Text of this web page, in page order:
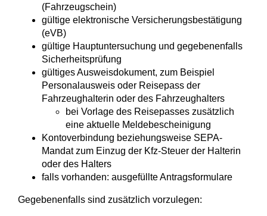
(Fahrzeugschein)
gültige elektronische Versicherungsbestätigung
(eVB)
gültige Hauptuntersuchung und gegebenenfalls
Sicherheitsprüfung
gültiges Ausweisdokument, zum Beispiel
Personalausweis oder Reisepass der
Fahrzeughalterin oder des Fahrzeughalters
bei Vorlage des Reisepasses zusätzlich
eine aktuelle Meldebescheinigung
Kontoverbindung beziehungsweise SEPA‐
Mandat zum Einzug der Kfz‐Steuer der Halterin
oder des Halters
falls vorhanden: ausgefüllte Antragsformulare
Gegebenenfalls sind zusätzlich vorzulegen: